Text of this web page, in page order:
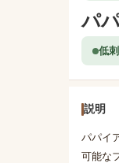
パ
低
説明
パパイ
可能な